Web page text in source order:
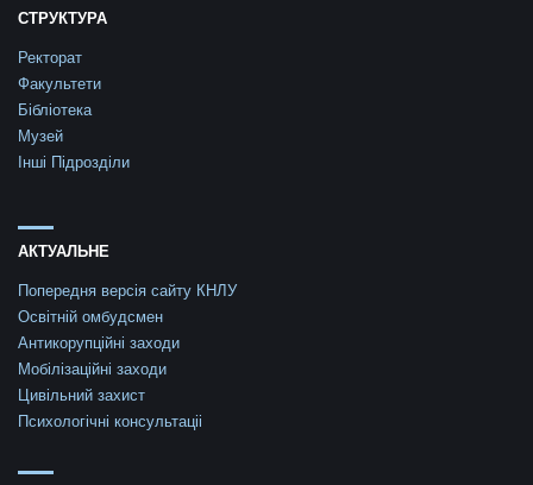
СТРУКТУРА
Ректорат
Факультети
Бібліотека
Музей
Інші Підрозділи
АКТУАЛЬНЕ
Попередня версія сайту КНЛУ
Освітній омбудсмен
Антикорупційні заходи
Мобілізаційні заходи
Цивільний захист
Психологічні консультаціі